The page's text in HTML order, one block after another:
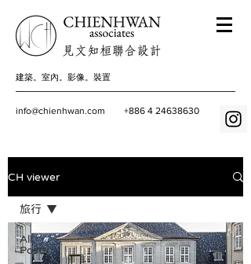
建築。室內。影像。裝置
info@chienhwan.com +886 4 24638630
CH viewer
All
Posts
旅行